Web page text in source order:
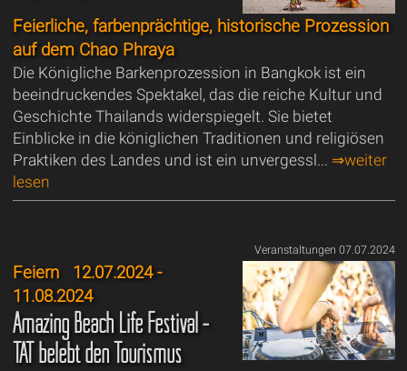
Feierliche, farbenprächtige, historische Prozession
auf dem Chao Phraya
Die Königliche Barkenprozession in Bangkok ist ein
beeindruckendes Spektakel, das die reiche Kultur und
Geschichte Thailands widerspiegelt. Sie bietet
Einblicke in die königlichen Traditionen und religiösen
Praktiken des Landes und ist ein unvergessl... ⇒weiter
lesen
Veranstaltungen 07.07.2024
Feiern12.07.2024 -
11.08.2024
Amazing Beach Life Festival -
TAT belebt den Tourismus